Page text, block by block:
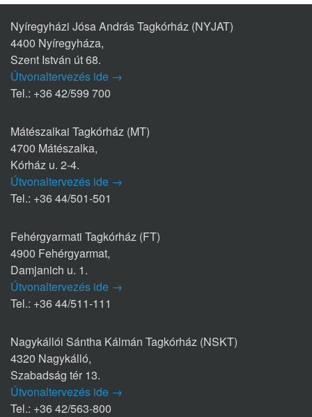
Nyíregyházi Jósa András Tagkórház (NYJAT)
4400 Nyíregyháza,
Szent István út 68.
Útvonaltervezés ide →
Tel.: +36 42/599 700
Mátészalkai Tagkórház (MT)
4700 Mátészalka,
Kórház u. 2-4.
Útvonaltervezés ide →
Tel.: +36 44/501-501
Fehérgyarmati Tagkórház (FT)
4900 Fehérgyarmat,
Damjanich u. 1.
Útvonaltervezés ide →
Tel.: +36 44/511-111
Nagykállói Sántha Kálmán Tagkórház (NSKT)
4320 Nagykálló,
Szabadság tér 13.
Útvonaltervezés ide →
Tel.: +36 42/563-800